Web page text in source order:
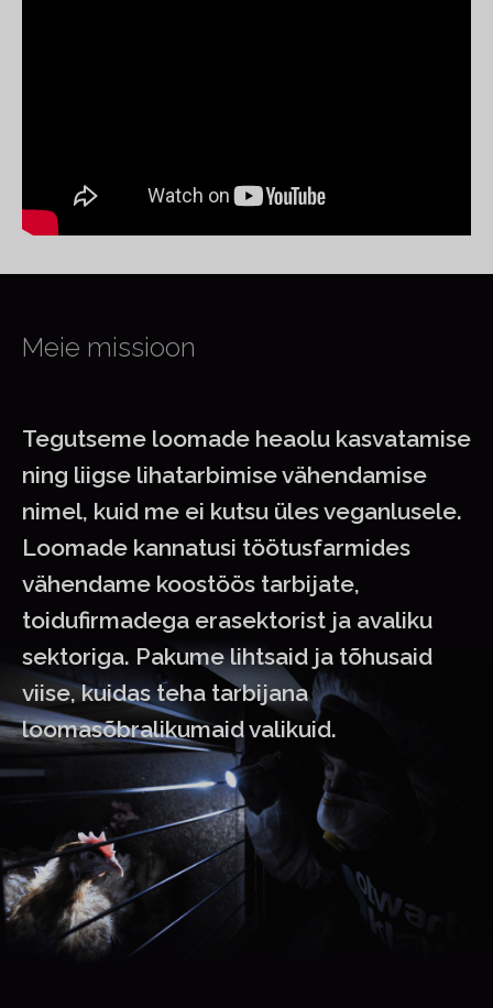
Meie missioon
Tegutseme loomade heaolu kasvatamise
ning liigse lihatarbimise vähendamise
nimel, kuid me ei kutsu üles veganlusele.
Loomade kannatusi töötusfarmides
vähendame koostöös tarbijate,
toidufirmadega erasektorist ja avaliku
sektoriga. Pakume lihtsaid ja tõhusaid
viise, kuidas teha tarbijana
loomasõbralikumaid valikuid.